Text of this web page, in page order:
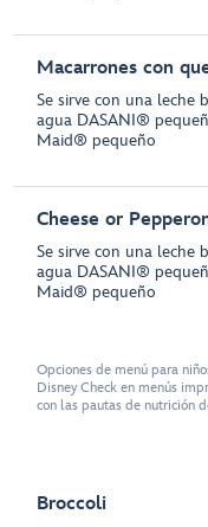
Macarrones con
Se sirve con una leche
agua DASANI®
Maid® pequeño
Cheese or
Se sirve con una leche
agua DASANI®
Maid® pequeño
Opciones de menú para
Disney Check en menús
con las pautas de nutrición
Broccoli